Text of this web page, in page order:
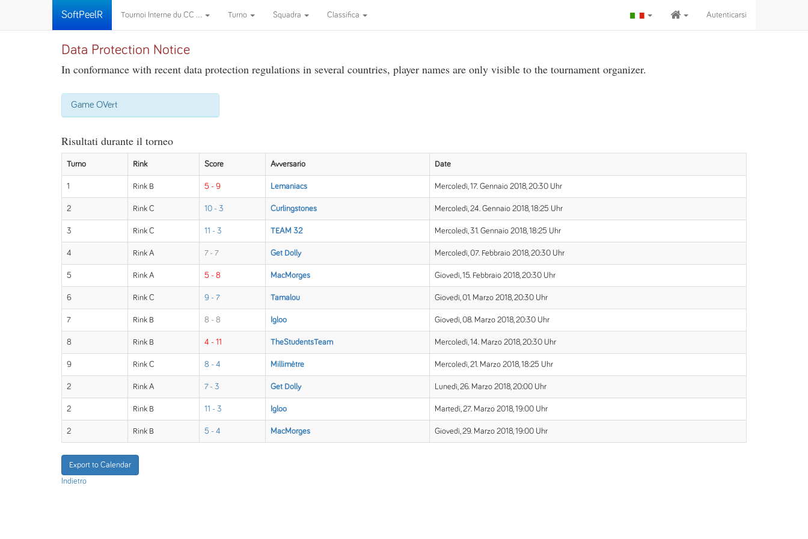
SoftPeelR Tournoi Interne du CC ... Turno Squadra Classifica Autenticarsi
Data Protection Notice
In conformance with recent data protection regulations in several countries, player names are only visible to the tournament organizer.
Game OVert
Risultati durante il torneo
Turno Rink Score Avversario Date
1 Rink B 5 - 9 Lemaniacs Mercoledì, 17. Gennaio 2018, 20:30 Uhr
2 Rink C 10 - 3 Curlingstones Mercoledì, 24. Gennaio 2018, 18:25 Uhr
3 Rink C 11 - 3 TEAM 32 Mercoledì, 31. Gennaio 2018, 18:25 Uhr
4 Rink A 7 - 7 Get Dolly Mercoledì, 07. Febbraio 2018, 20:30 Uhr
5 Rink A 5 - 8 MacMorges Giovedì, 15. Febbraio 2018, 20:30 Uhr
6 Rink C 9 - 7 Tamalou Giovedì, 01. Marzo 2018, 20:30 Uhr
7 Rink B 8 - 8 Igloo Giovedì, 08. Marzo 2018, 20:30 Uhr
8 Rink B 4 - 11 TheStudentsTeam Mercoledì, 14. Marzo 2018, 20:30 Uhr
9 Rink C 8 - 4 Millimètre Mercoledì, 21. Marzo 2018, 18:25 Uhr
2 Rink A 7 - 3 Get Dolly Lunedì, 26. Marzo 2018, 20:00 Uhr
2 Rink B 11 - 3 Igloo Martedì, 27. Marzo 2018, 19:00 Uhr
2 Rink B 5 - 4 MacMorges Giovedì, 29. Marzo 2018, 19:00 Uhr
Export to Calendar
Indietro